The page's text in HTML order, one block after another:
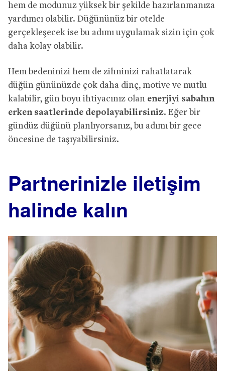
hem de modunuz yüksek bir şekilde hazırlanmanıza
yardımcı olabilir. Düğününüz bir otelde
gerçekleşecek ise bu adımı uygulamak sizin için çok
daha kolay olabilir.
Hem bedeninizi hem de zihninizi rahatlatarak
düğün gününüzde çok daha dinç, motive ve mutlu
kalabilir, gün boyu ihtiyacınız olan enerjiyi sabahın
erken saatlerinde depolayabilirsiniz. Eğer bir
gündüz düğünü planlıyorsanız, bu adımı bir gece
öncesine de taşıyabilirsiniz.
Partnerinizle iletişim
halinde kalın